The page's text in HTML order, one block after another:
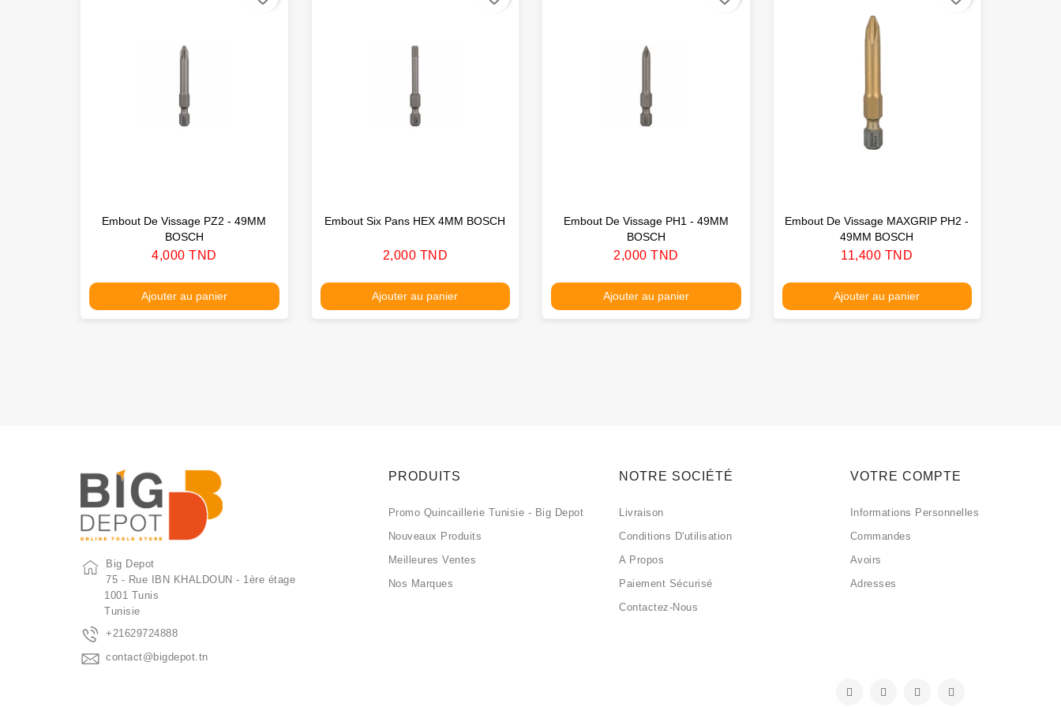
Embout De Vissage PZ2 - 49MM
BOSCH
Prix
4,000 TND
Ajouter au panier
Embout Six Pans HEX 4MM BOSCH
Prix
2,000 TND
Ajouter au panier
Embout De Vissage PH1 - 49MM
BOSCH
Prix
2,000 TND
Ajouter au panier
Embout De Vissage MAXGRIP PH2 -
49MM BOSCH
Prix
11,400 TND
Ajouter au panier
Big Depot
75 - Rue IBN KHALDOUN - 1ère étage
1001 Tunis
Tunisie
+21629724888
contact@bigdepot.tn
PRODUITS
Promo Quincaillerie Tunisie - Big Depot
Nouveaux Produits
Meilleures Ventes
Nos Marques
NOTRE SOCIÉTÉ
Livraison
Conditions D'utilisation
A Propos
Paiement Sécurisé
Contactez-Nous
VOTRE COMPTE
Informations Personnelles
Commandes
Avoirs
Adresses